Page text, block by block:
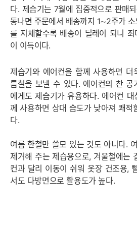
다. 제습기는 7월에 집중적으로 판매
동나면 주문에서 배송까지 1∼2주가
를 지체할수록 배송이 딜레이 되니
이 이득이다.
제습기와 에어컨을 함께 사용하면 더
름철을 보낼 수 있다. 에어컨의 찬 공
에게도 제습기가 유용하다. 에어컨
께 사용하면 상대 습도가 낮아져 쾌적
다.
여름 한철만 쓸모 있는 것도 아니다.
제거해 주는 제습용으로, 겨울철에는
컨과 달리 이동이 쉬워 옷장 건조용,
서도 다방면으로 활용도가 높다.